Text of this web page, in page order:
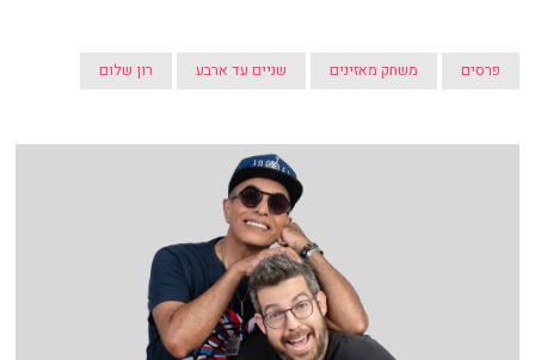
פרסים משחק מאזינים שניים עד ארבע רון שלום